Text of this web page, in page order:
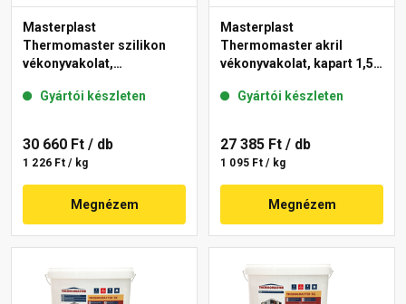
Masterplast
Thermomaster szilikon
vékonyvakolat,
21-D 25 kg
Gyártói készleten
30 660 Ft / db
1 226 Ft / kg
Megnézem
Masterplast
Thermomaster akril
vékonyvakolat, kapart 1,5
Gyártói készleten
27 385 Ft / db
1 095 Ft / kg
Megnézem